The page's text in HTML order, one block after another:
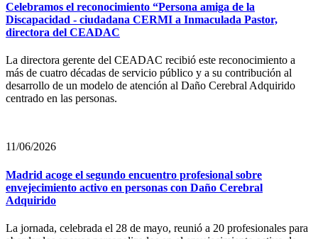
Celebramos el reconocimiento “Persona amiga de la
Discapacidad - ciudadana CERMI a Inmaculada Pastor,
directora del CEADAC
La directora gerente del CEADAC recibió este reconocimiento a
más de cuatro décadas de servicio público y a su contribución al
desarrollo de un modelo de atención al Daño Cerebral Adquirido
centrado en las personas.
11/06/2026
Madrid acoge el segundo encuentro profesional sobre
envejecimiento activo en personas con Daño Cerebral
Adquirido
La jornada, celebrada el 28 de mayo, reunió a 20 profesionales para